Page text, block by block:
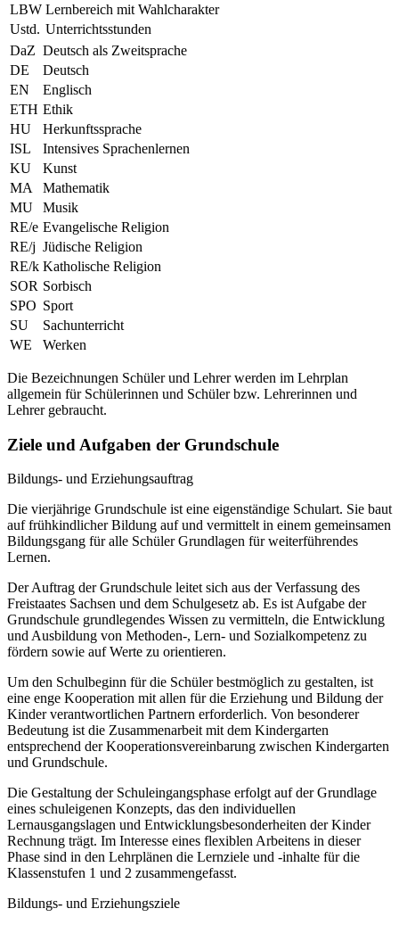
LBW Lernbereich mit Wahlcharakter
Ustd. Unterrichtsstunden
DaZ Deutsch als Zweitsprache
DE
Deutsch
EN
Englisch
ETH Ethik
HU
Herkunftssprache
ISL
Intensives Sprachenlernen
KU
Kunst
MA
Mathematik
MU
Musik
RE/e Evangelische Religion
RE/j Jüdische Religion
RE/k Katholische Religion
SOR Sorbisch
SPO Sport
SU
Sachunterricht
WE
Werken
Die Bezeichnungen Schüler und Lehrer werden im Lehrplan
allgemein für Schülerinnen und Schüler bzw. Lehrerinnen und
Lehrer gebraucht.
Ziele und Aufgaben der Grundschule
Bildungs- und Erziehungsauftrag
Die vierjährige Grundschule ist eine eigenständige Schulart. Sie baut
auf frühkindlicher Bildung auf und vermittelt in einem gemeinsamen
Bildungsgang für alle Schüler Grundlagen für weiterführendes
Lernen.
Der Auftrag der Grundschule leitet sich aus der Verfassung des
Freistaates Sachsen und dem Schulgesetz ab. Es ist Aufgabe der
Grundschule grundlegendes Wissen zu vermitteln, die Entwicklung
und Ausbildung von Methoden-, Lern- und Sozialkompetenz zu
fördern sowie auf Werte zu orientieren.
Um den Schulbeginn für die Schüler bestmöglich zu gestalten, ist
eine enge Kooperation mit allen für die Erziehung und Bildung der
Kinder verantwortlichen Partnern erforderlich. Von besonderer
Bedeutung ist die Zusammenarbeit mit dem Kindergarten
entsprechend der Kooperationsvereinbarung zwischen Kindergarten
und Grundschule.
Die Gestaltung der Schuleingangsphase erfolgt auf der Grundlage
eines schuleigenen Konzepts, das den individuellen
Lernausgangslagen und Entwicklungsbesonderheiten der Kinder
Rechnung trägt. Im Interesse eines flexiblen Arbeitens in dieser
Phase sind in den Lehrplänen die Lernziele und -inhalte für die
Klassenstufen 1 und 2 zusammengefasst.
Bildungs- und Erziehungsziele